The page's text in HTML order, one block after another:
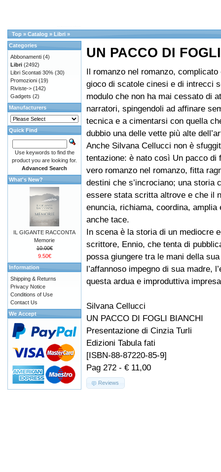
Top » Catalog » Libri »
UN PACCO DI
Il romanzo nel romanzo,
gioco di scatole cinesi e di intrecci
modulo che non ha mai cessato di
narratori, spingendoli ad affinare
tecnica e a cimentarsi con quella
dubbio una delle vette più alte
Anche Silvana Cellucci non è
tentazione: è nato così Un pacco di
vero romanzo nel romanzo, fitta
destini che s’incrociano; una storia
essere stata scritta altrove e che il
enuncia, richiama, coordina, amplia
anche tace.
In scena è la storia di un mediocre
scrittore, Ennio, che tenta di
possa giungere tra le mani della
l’affannoso impegno di sua madre,
questa ardua e improduttiva
Silvana Cellucci
UN PACCO DI FOGLI BIANCHI
Presentazione di Cinzia Turli
Edizioni Tabula fati
[ISBN-88-87220-85-9]
Pag 272 - € 11,00
Reviews
Categories
Abbonamenti (4)
Libri (2492)
Libri Scontati 30% (30)
Promozioni (19)
Riviste-> (142)
Gadgets (2)
Manufacturers
Quick Find
Use keywords to find the
product you are looking for.
Advanced Search
What's New?
IL GIGANTE RACCONTA
Memorie
10.00€
9.50€
Information
Shipping & Returns
Privacy Notice
Conditions of Use
Contact Us
We Accept